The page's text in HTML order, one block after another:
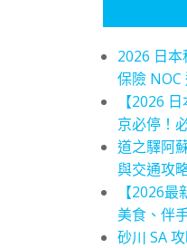
2026 日
保險 NOC
【2026
京必停！
道之驛阿
與交通攻
【2026
美食、伴
砂川 SA